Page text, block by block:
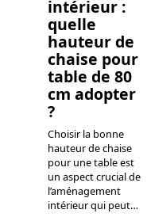
intérieur :
quelle
hauteur de
chaise pour
table de 80
cm adopter
?
Choisir la bonne
hauteur de chaise
pour une table est
un aspect crucial de
l’aménagement
intérieur qui peut…